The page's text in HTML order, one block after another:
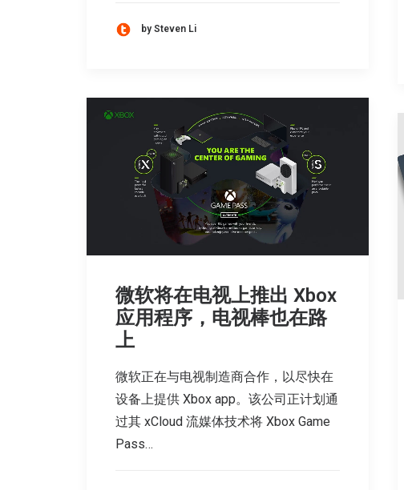
by Steven Li
微软将在电视上推出 Xbox
应用程序，电视棒也在路
上
微软正在与电视制造商合作，以尽快在
设备上提供 Xbox app。该公司正计划通
过其 xCloud 流媒体技术将 Xbox Game
Pass…